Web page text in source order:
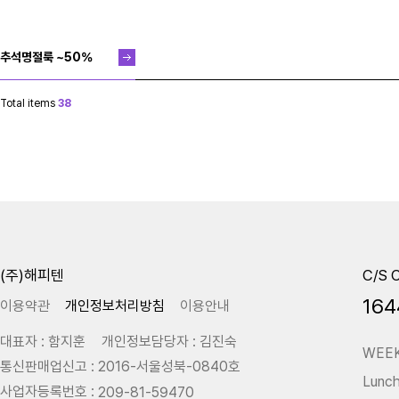
추석명절룩 ~50%
Total items 38
(주)해피텐
이용약관 개인정보처리방침 이용안내
대표자 : 함지훈 개인정보담당자 : 김진숙
통신판매업신고 : 2016-서울성북-0840호
사업자등록번호 : 209-81-59470
C/S